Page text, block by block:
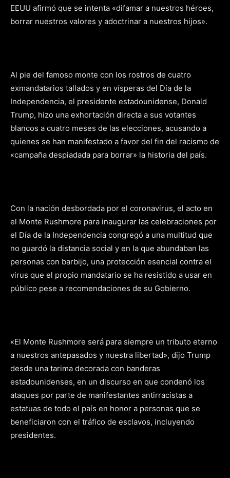
EEUU afirmó que se intenta «difamar a nuestros héroes,
borrar nuestros valores y adoctrinar a nuestros hijos».
Al pie del famoso monte con los rostros de cuatro
exmandatarios tallados y en vísperas del Día de la
Independencia, el presidente estadounidense, Donald
Trump, hizo una exhortación directa a sus votantes
blancos a cuatro meses de las elecciones, acusando a
quienes se han manifestado a favor del fin del racismo de
«campaña despiadada para borrar» la historia del país.
Con la nación desbordada por el coronavirus, el acto en
el Monte Rushmore para inaugurar las celebraciones por
el Día de la Independencia congregó a una multitud que
no guardó la distancia social y en la que abundaban las
personas con barbijo, una protección esencial contra el
virus que el propio mandatario se ha resistido a usar en
público pese a recomendaciones de su Gobierno.
«El Monte Rushmore será para siempre un tributo eterno
a nuestros antepasados y nuestra libertad», dijo Trump
desde una tarima decorada con banderas
estadounidenses, en un discurso en que condenó los
ataques por parte de manifestantes antirracistas a
estatuas de todo el país en honor a personas que se
beneficiaron con el tráfico de esclavos, incluyendo
presidentes.